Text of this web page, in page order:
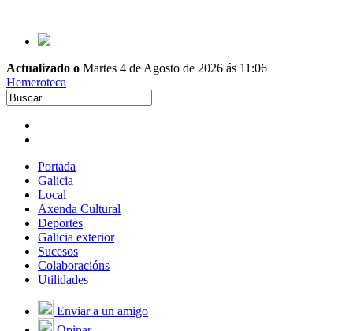
Actualizado o Martes 4 de Agosto de 2026 ás 11:06
Hemeroteca
Portada
Galicia
Local
Axenda Cultural
Deportes
Galicia exterior
Sucesos
Colaboracións
Utilidades
Enviar a un amigo